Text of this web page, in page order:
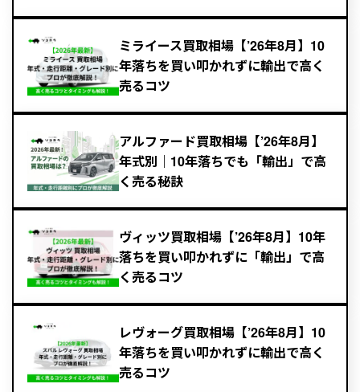
ミライース買取相場【’26年8月】10
年落ちを買い叩かれずに輸出で高く
売るコツ
アルファード買取相場【’26年8月】
年式別｜10年落ちでも「輸出」で高
く売る秘訣
ヴィッツ買取相場【’26年8月】10年
落ちを買い叩かれずに「輸出」で高
く売るコツ
レヴォーグ買取相場【’26年8月】10
年落ちを買い叩かれずに輸出で高く
売るコツ